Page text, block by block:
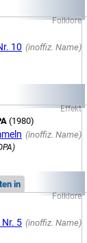
Folklore
10
Effekt
(1980)
in
Folklore
5